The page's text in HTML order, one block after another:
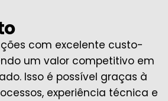
com excelente custo-
um valor competitivo em
Isso é possível graças à
experiência técnica e